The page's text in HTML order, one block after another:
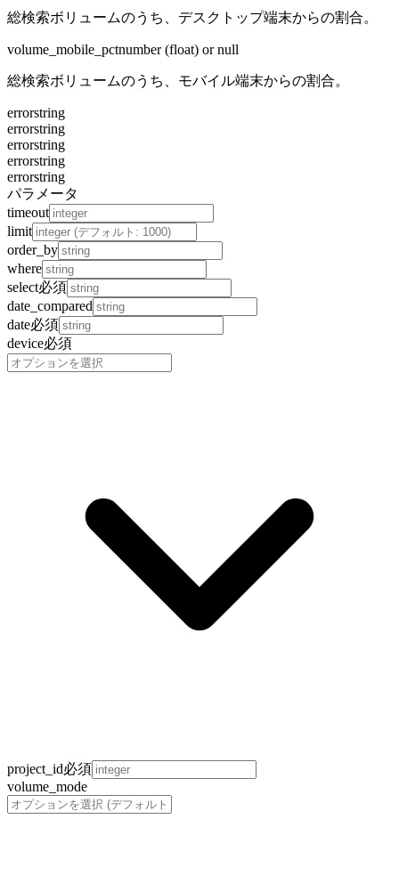
総検索ボリュームのうち、デスクトップ端末からの割合。
volume_mobile_pctnumber (float) or null
総検索ボリュームのうち、モバイル端末からの割合。
errorstring
errorstring
errorstring
errorstring
errorstring
パラメータ
timeout
limit
order_by
where
select必須
date_compared
date必須
device必須
project_id必須
volume_mode